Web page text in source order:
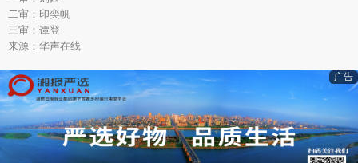
二审：印奕帆
三审：谭登
来源：华声在线
广告